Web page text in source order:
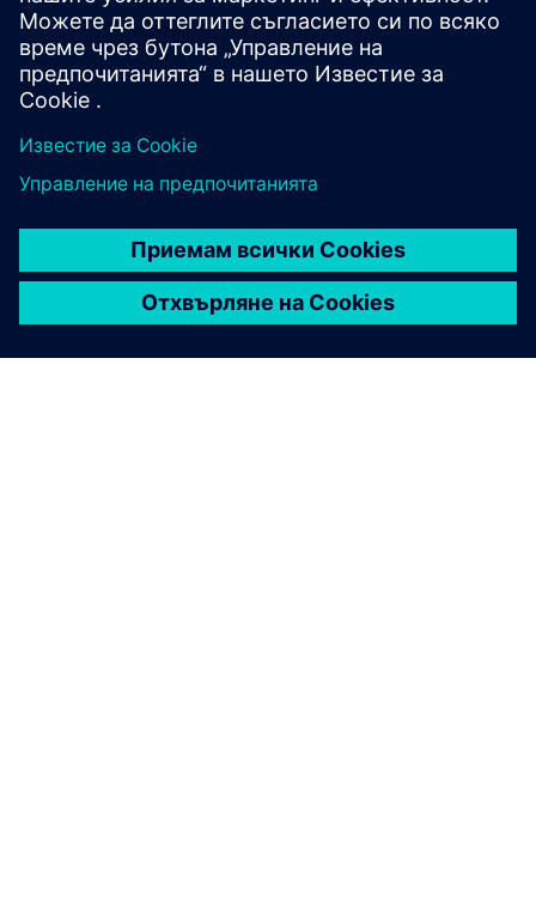
Проектиране и оптимизация
на монтажния панел